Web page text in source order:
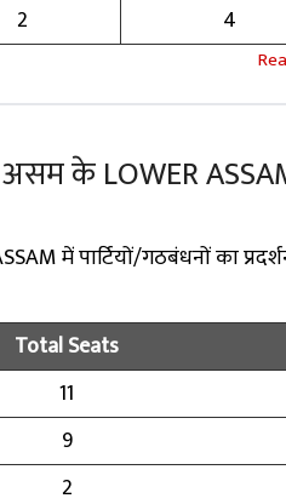
2 4
के LOWER
में पार्टियों/गठबंधनों का
Total Seats
11
9
2